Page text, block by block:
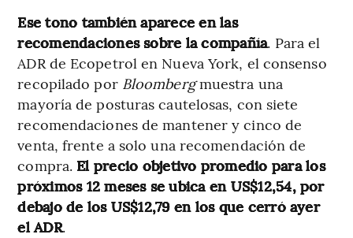
Ese tono también aparece en las
recomendaciones sobre la compañía. Para el
ADR de Ecopetrol en Nueva York, el consenso
recopilado por Bloombergmuestra una
mayoría de posturas cautelosas, con siete
recomendaciones de mantener y cinco de
venta, frente a solo una recomendación de
compra. El precio objetivo promedio para los
próximos 12 meses se ubica en US$12,54, por
debajo de los US$12,79 en los que cerró ayer
el ADR.